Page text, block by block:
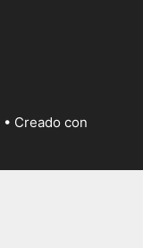
• Creado con